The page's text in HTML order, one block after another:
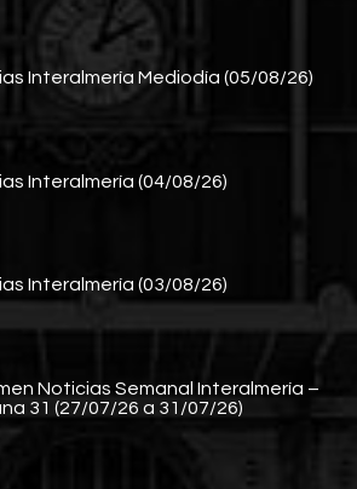
Interalmería Mediodía (05/08/26)
Interalmería (04/08/26)
Interalmería (03/08/26)
Noticias Semanal Interalmería –
31 (27/07/26 a 31/07/26)